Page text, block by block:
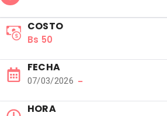
COSTO
Bs 50
FECHA
07/03/2026 −
HORA